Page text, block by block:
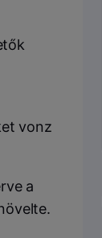
vonz
a